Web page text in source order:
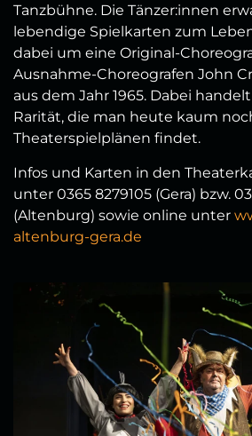
Tanzbühne. Die Tänzer:innen
lebendige Spielkarten zum
dabei um eine Original-
Ausnahme-Choreografen John
aus dem Jahr 1965. Dabei
Rarität, die man heute kaum
Theaterspielplänen findet.
Infos und Karten in den
unter 0365 8279105 (Gera) bzw.
(Altenburg) sowie online unter
altenburg-gera.de